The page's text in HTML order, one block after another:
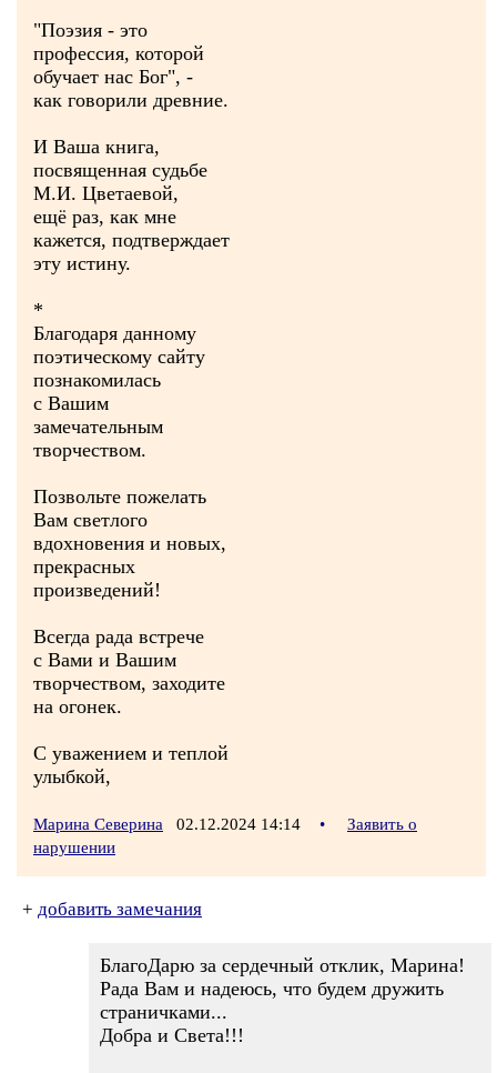
"Поэзия - это
профессия, которой
обучает нас Бог", -
как говорили древние.
И Ваша книга,
посвященная судьбе
М.И. Цветаевой,
ещё раз, как мне
кажется, подтверждает
эту истину.
*
Благодаря данному
поэтическому сайту
познакомилась
с Вашим
замечательным
творчеством.
Позвольте пожелать
Вам светлого
вдохновения и новых,
прекрасных
произведений!
Всегда рада встрече
с Вами и Вашим
творчеством, заходите
на огонек.
С уважением и теплой
улыбкой,
Марина Северина 02.12.2024 14:14 •
Заявить о
нарушении
+ добавить замечания
БлагоДарю за сердечный отклик, Марина!
Рада Вам и надеюсь, что будем дружить
страничками...
Добра и Света!!!